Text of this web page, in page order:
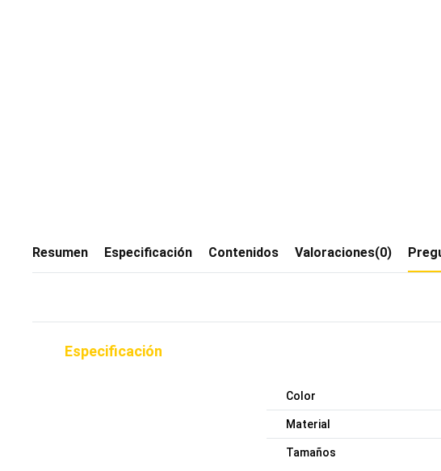
Resumen Especificación Contenidos Valoraciones(0)
Especificación
Color
Material
Tamaños